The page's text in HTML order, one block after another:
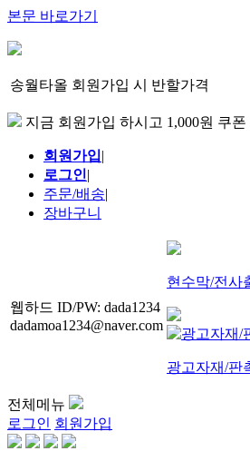
본문 바로가기
송월타올 회원가입 시 반할가격
지금 회원가입 하시고 1,000원 쿠
회원가입|
로그인|
주문/배송|
장바구니
웹하드 ID/PW: dada1234
dadamoa1234@naver.com
현수막/전사
광고자재/판
전체메뉴
로그인 회원가입